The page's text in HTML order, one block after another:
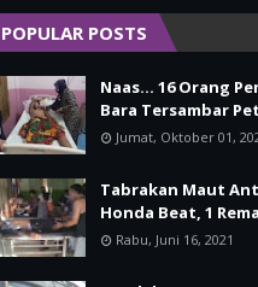
POPULAR POSTS
Naas... 16 Orang
Bara Tersambar
Jumat, Oktober 01,
Tabrakan Maut
Honda Beat, 1
Rabu, Juni 16, 2021